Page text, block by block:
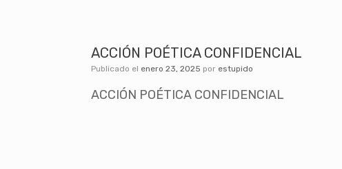
ACCIÓN POÉTICA CONFIDENCIAL
Publicado el enero 23, 2025 por estupido
ACCIÓN POÉTICA CONFIDENCIAL